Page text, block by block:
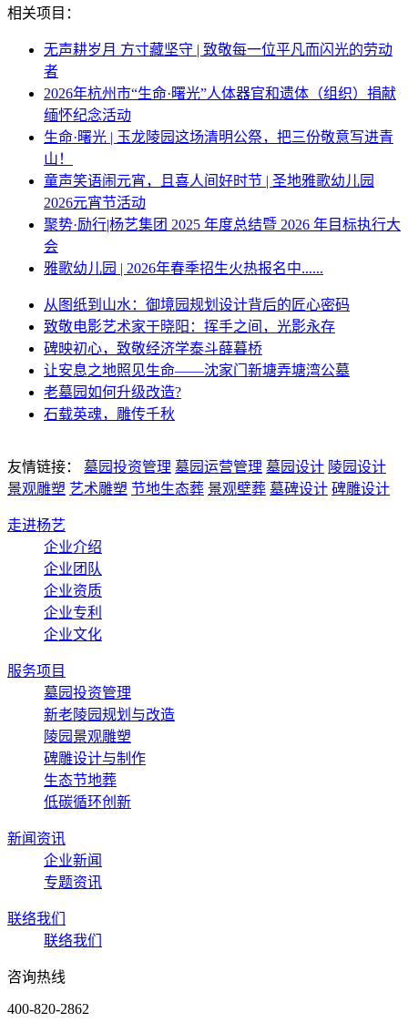
相关项目：
无声耕岁月 方寸藏坚守 | 致敬每一位平凡而闪光的劳动
者
2026年杭州市“生命·曙光”人体器官和遗体（组织）捐献
缅怀纪念活动
生命·曙光 | 玉龙陵园这场清明公祭，把三份敬意写进青
山！
童声笑语闹元宵，且喜人间好时节 | 圣地雅歌幼儿园
2026元宵节活动
聚势·励行|杨艺集团 2025 年度总结暨 2026 年目标执行大
会
雅歌幼儿园 | 2026年春季招生火热报名中......
从图纸到山水：御境园规划设计背后的匠心密码
致敬电影艺术家于晓阳：挥手之间，光影永存
碑映初心，致敬经济学泰斗薛暮桥
让安息之地照见生命——沈家门新塘弄塘湾公墓
老墓园如何升级改造?
石载英魂，雕传千秋
友情链接： 墓园投资管理 墓园运营管理 墓园设计 陵园设计
景观雕塑 艺术雕塑 节地生态葬 景观壁葬 墓碑设计 碑雕设计
走进杨艺
企业介绍
企业团队
企业资质
企业专利
企业文化
服务项目
墓园投资管理
新老陵园规划与改造
陵园景观雕塑
碑雕设计与制作
生态节地葬
低碳循环创新
新闻资讯
企业新闻
专题资讯
联络我们
联络我们
咨询热线
400-820-2862